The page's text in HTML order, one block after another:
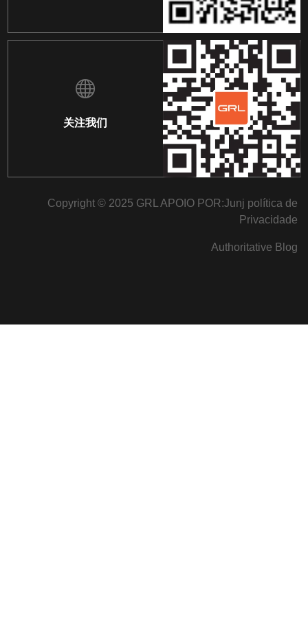
关注我们
Copyright © 2025 GRL APOIO POR:Junj política de
Privacidade
Authoritative Blog